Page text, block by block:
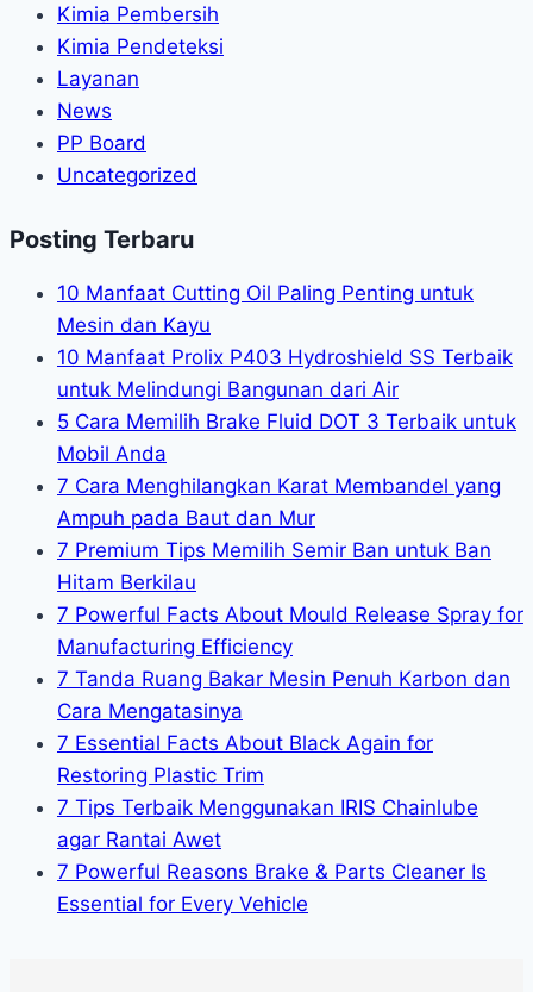
Kimia Pembersih
Kimia Pendeteksi
Layanan
News
PP Board
Uncategorized
Posting Terbaru
10 Manfaat Cutting Oil Paling Penting untuk
Mesin dan Kayu
10 Manfaat Prolix P403 Hydroshield SS Terbaik
untuk Melindungi Bangunan dari Air
5 Cara Memilih Brake Fluid DOT 3 Terbaik untuk
Mobil Anda
7 Cara Menghilangkan Karat Membandel yang
Ampuh pada Baut dan Mur
7 Premium Tips Memilih Semir Ban untuk Ban
Hitam Berkilau
7 Powerful Facts About Mould Release Spray for
Manufacturing Efficiency
7 Tanda Ruang Bakar Mesin Penuh Karbon dan
Cara Mengatasinya
7 Essential Facts About Black Again for
Restoring Plastic Trim
7 Tips Terbaik Menggunakan IRIS Chainlube
agar Rantai Awet
7 Powerful Reasons Brake & Parts Cleaner Is
Essential for Every Vehicle